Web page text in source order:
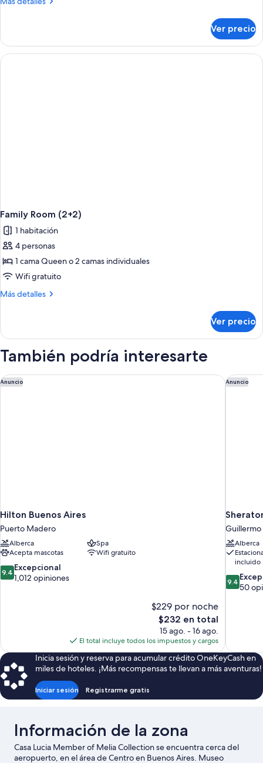
Room
(2+1)
Ver precio
Family Room (2+2)
1 habitación
4 personas
1 cama Queen o 2 camas individuales
Wifi gratuito
Más detalles
Más
Room
Ver precio
También podría interesarte
Anuncio
Hilton Buenos Aires
Puerto Madero
Alberca
Spa
Acepta mascotas
Wifi gratuito
9.4
de
9.4 Excepcional
1,012 opiniones
$229 por noche
El
precio
actual
es
de
$232
$232 en total
15 ago. - 16 ago.
El total incluye todos los impuestos y cargos
Hilton Buenos Aires Anuncio
Alberca
incluido
9.4
de
9.4
50
Inicia sesión y reserva para acumular crédito OneKeyCash en
miles de hoteles. ¡Más recompensas te llevan a más aventuras!
Iniciar sesión Registrarme gratis
Información de la zona
Casa Lucia Member of Melia Collection se encuentra cerca del
aeropuerto, en el área de Centro en Buenos Aires. Museo